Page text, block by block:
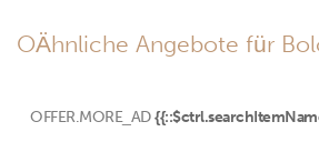
OÄhnliche Angebote für
OFFER.MORE_AD